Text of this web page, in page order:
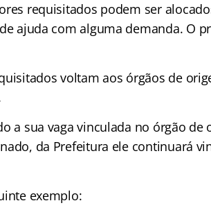
requisitados podem ser
ajuda com alguma demanda. O
voltam aos órgãos de
a sua vaga vinculada no órgão de
da Prefeitura ele continuará
exemplo: